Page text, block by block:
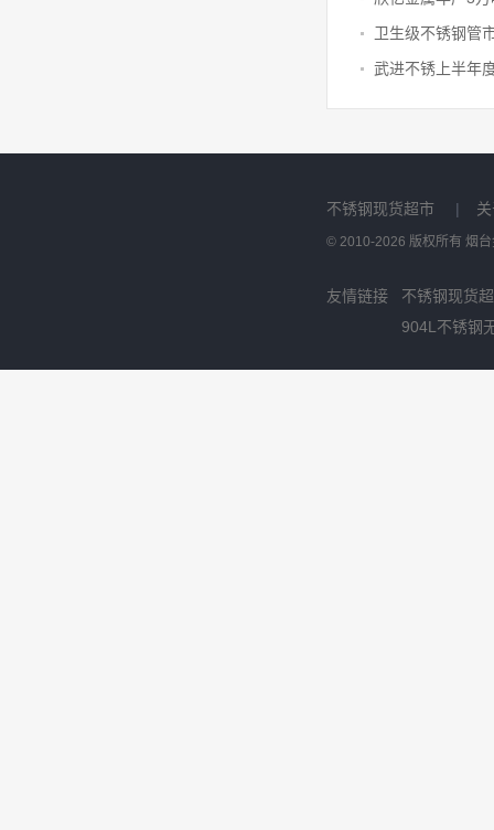
武进不锈上半年
不锈钢现货超市 |
© 2010-2026 版权所有 烟
友情链接
不锈钢现货
904L不锈钢